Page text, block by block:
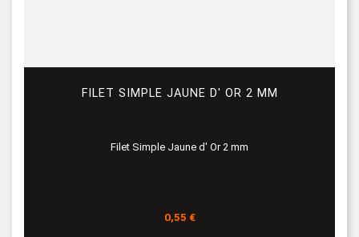
FILET SIMPLE JAUNE D' OR 2 MM
Filet Simple Jaune d' Or 2 mm
Prix
0,55 €